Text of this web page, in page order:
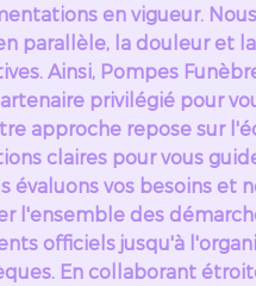
en vigueur.
parallèle, la douleur et
Ainsi, Pompes
privilégié pour
approche repose sur
claires pour vous
évaluons vos besoins et
l'ensemble des
officiels jusqu'à
En collaborant